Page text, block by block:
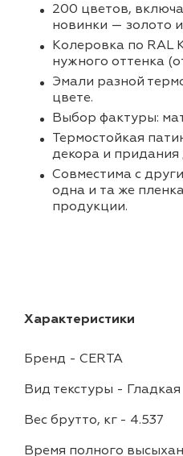
200 цветов,
новинки — золото
Колеровка по RAL
нужного оттенка
Эмали разной
цвете.
Выбор фактуры:
Термостойкая
декора и придания
Совместима с
одна и та же
продукции.
Характеристики
Бренд - CERTA
Вид текстуры - Гладкая
Вес брутто, кг - 4.537
Время полного